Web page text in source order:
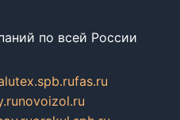
по всей России
fas.ru
novoizol.ru